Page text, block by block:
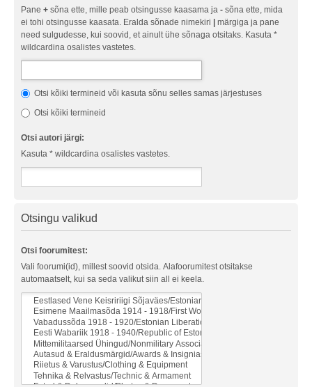
Pane + sõna ette, mille peab otsingusse kaasama ja - sõna ette, mida
ei tohi otsingusse kaasata. Eralda sõnade nimekiri
märgiga ja pane
need sulgudesse, kui soovid, et ainult ühe sõnaga otsitaks. Kasuta *
wildcardina osalistes vastetes.
Otsi kõiki termineid või kasuta sõnu selles samas järjestuses
Otsi kõiki termineid
Otsi autori järgi:
Kasuta * wildcardina osalistes vastetes.
Otsingu valikud
Otsi foorumitest:
Vali foorumi(id), millest soovid otsida. Alafoorumitest otsitakse
automaatselt, kui sa seda valikut siin all ei keela.